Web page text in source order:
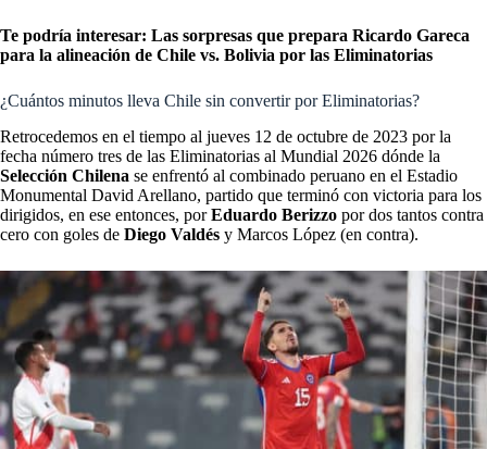
Te podría interesar: Las sorpresas que prepara Ricardo Gareca
para la alineación de Chile vs. Bolivia por las Eliminatorias
¿Cuántos minutos lleva Chile sin convertir por Eliminatorias?
Retrocedemos en el tiempo al jueves 12 de octubre de 2023 por la
fecha número tres de las Eliminatorias al Mundial 2026 dónde la
Selección Chilena se enfrentó al combinado peruano en el Estadio
Monumental David Arellano, partido que terminó con victoria para los
dirigidos, en ese entonces, porEduardo Berizzo por dos tantos contra
cero con goles de Diego Valdés y Marcos López (en contra).